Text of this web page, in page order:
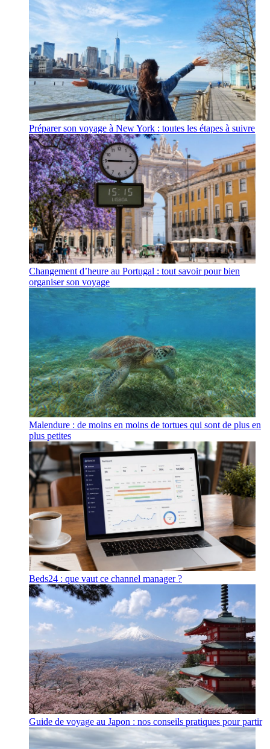
Préparer son voyage à New York : toutes les étapes à suivre
Changement d’heure au Portugal : tout savoir pour bien
organiser son voyage
Malendure : de moins en moins de tortues qui sont de plus en
plus petites
Beds24 : que vaut ce channel manager ?
Guide de voyage au Japon : nos conseils pratiques pour partir